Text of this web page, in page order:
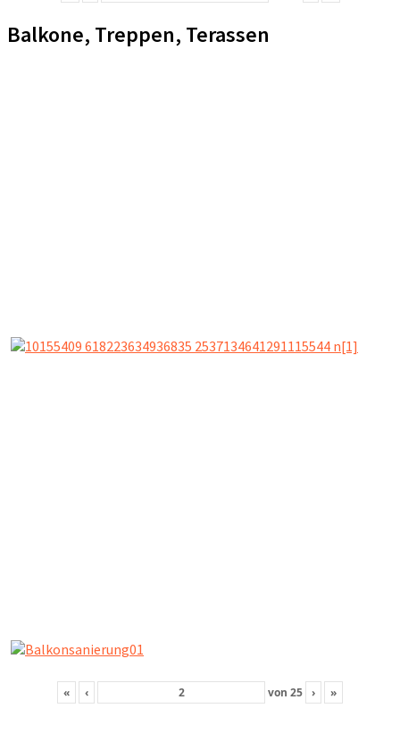
Balkone, Treppen, Terassen
« ‹ von 25 › »